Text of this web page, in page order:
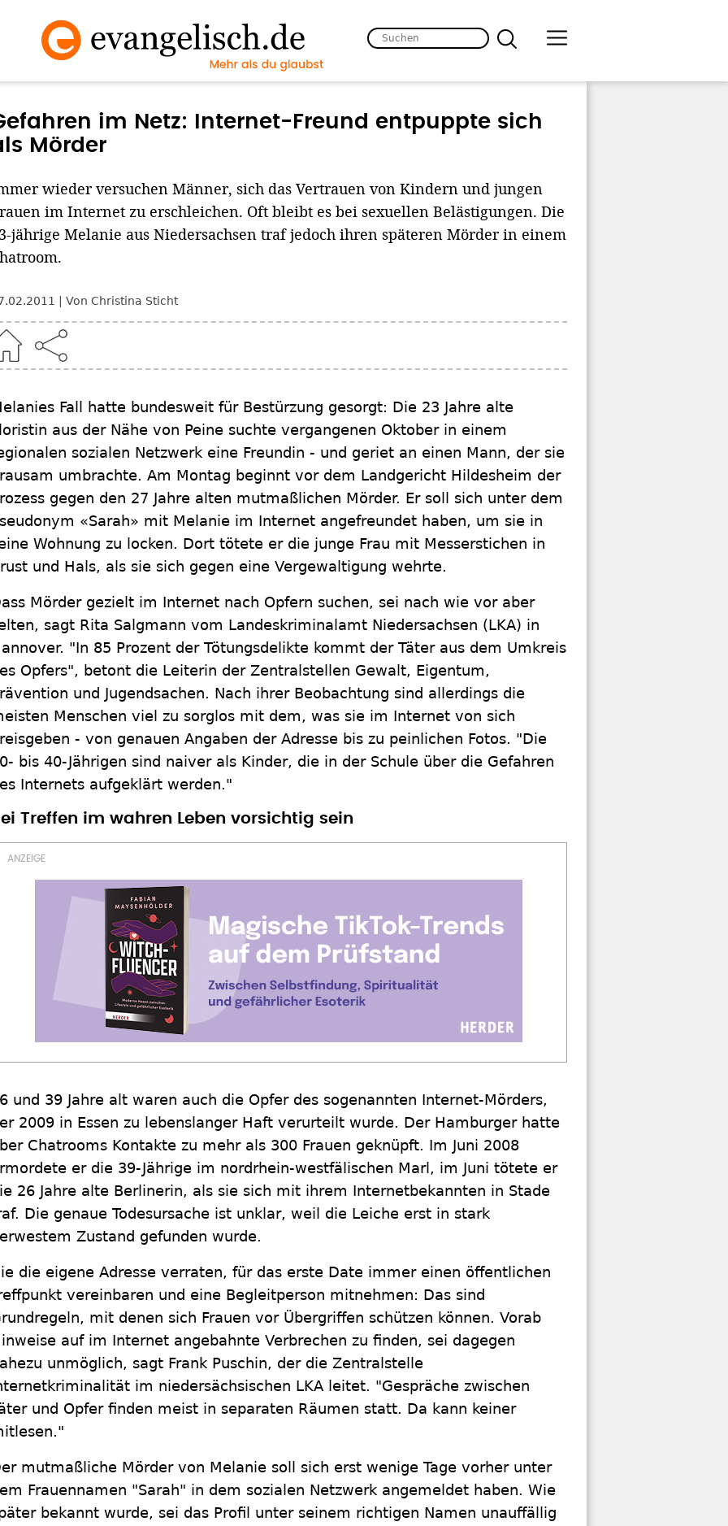
im Netz: Internet-Freund entpuppte sich
Mörder
wieder versuchen Männer, sich das Vertrauen von Kindern und jungen
im Internet zu erschleichen. Oft bleibt es bei sexuellen Belästigungen. Die
jährige Melanie aus Niedersachsen traf jedoch ihren späteren Mörder in einem
Von Christina Sticht
Fall hatte bundesweit für Bestürzung gesorgt: Die 23 Jahre alte
aus der Nähe von Peine suchte vergangenen Oktober in einem
sozialen Netzwerk eine Freundin - und geriet an einen Mann, der sie
umbrachte. Am Montag beginnt vor dem Landgericht Hildesheim der
gegen den 27 Jahre alten mutmaßlichen Mörder. Er soll sich unter dem
«Sarah» mit Melanie im Internet angefreundet haben, um sie in
Wohnung zu locken. Dort tötete er die junge Frau mit Messerstichen in
und Hals, als sie sich gegen eine Vergewaltigung wehrte.
Mörder gezielt im Internet nach Opfern suchen, sei nach wie vor aber
sagt Rita Salgmann vom Landeskriminalamt Niedersachsen (LKA) in
"In 85 Prozent der Tötungsdelikte kommt der Täter aus dem Umkreis
Opfers", betont die Leiterin der Zentralstellen Gewalt, Eigentum,
und Jugendsachen. Nach ihrer Beobachtung sind allerdings die
Menschen viel zu sorglos mit dem, was sie im Internet von sich
- von genauen Angaben der Adresse bis zu peinlichen Fotos. "Die
bis 40-Jährigen sind naiver als Kinder, die in der Schule über die Gefahren
Internets aufgeklärt werden."
Treffen im wahren Leben vorsichtig sein
und 39 Jahre alt waren auch die Opfer des sogenannten Internet-Mörders,
2009 in Essen zu lebenslanger Haft verurteilt wurde. Der Hamburger hatte
Chatrooms Kontakte zu mehr als 300 Frauen geknüpft. Im Juni 2008
er die 39-Jährige im nordrhein-westfälischen Marl, im Juni tötete er
26 Jahre alte Berlinerin, als sie sich mit ihrem Internetbekannten in Stade
Die genaue Todesursache ist unklar, weil die Leiche erst in stark
Zustand gefunden wurde.
die eigene Adresse verraten, für das erste Date immer einen öffentlichen
vereinbaren und eine Begleitperson mitnehmen: Das sind
mit denen sich Frauen vor Übergriffen schützen können. Vorab
auf im Internet angebahnte Verbrechen zu finden, sei dagegen
unmöglich, sagt Frank Puschin, der die Zentralstelle
im niedersächsischen LKA leitet. "Gespräche zwischen
und Opfer finden meist in separaten Räumen statt. Da kann keiner
mutmaßliche Mörder von Melanie soll sich erst wenige Tage vorher unter
Frauennamen "Sarah" in dem sozialen Netzwerk angemeldet haben. Wie
bekannt wurde, sei das Profil unter seinem richtigen Namen unauffällig